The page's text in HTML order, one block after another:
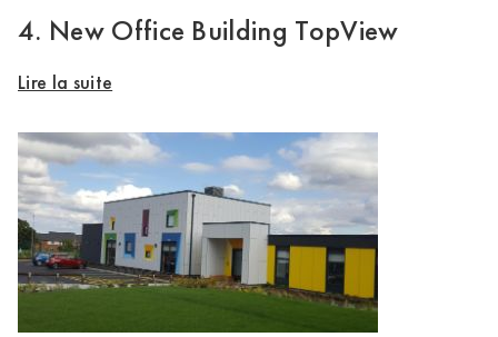
4. New Office Building TopView
Lire la suite